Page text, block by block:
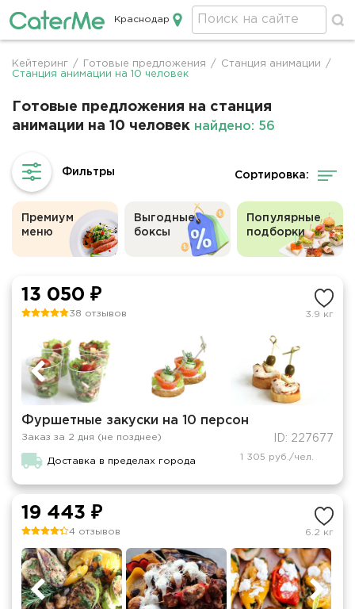
Кейтеринг в Краснодаре
Краснодар
Строка
Кейтеринг / Готовые предложения / Станция анимации
/
Станция анимации на 10 человек
Готовые предложения на станция
анимации на 10 человек найдено: 56
Сортировка:
Премиум
меню
Выгодные
боксы
Популярные
подборки
13 050 ₽
38 отзывов 3.9 кг
Фуршетные закуски на 10 персон
Заказ за 2 дня (не позднее) ID: 227677
Доставка в пределах города 1 305 руб./чел.
19 443 ₽
4 отзывов 6.2 кг